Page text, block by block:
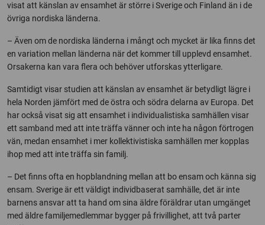
visat att känslan av ensamhet är större i Sverige och Finland än i de
övriga nordiska länderna.
– Även om de nordiska länderna i mångt och mycket är lika finns det
en variation mellan länderna när det kommer till upplevd ensamhet.
Orsakerna kan vara flera och behöver utforskas ytterligare.
Samtidigt visar studien att känslan av ensamhet är betydligt lägre i
hela Norden jämfört med de östra och södra delarna av Europa. Det
har också visat sig att ensamhet i individualistiska samhällen visar
ett samband med att inte träffa vänner och inte ha någon förtrogen
vän, medan ensamhet i mer kollektivistiska samhällen mer kopplas
ihop med att inte träffa sin familj.
– Det finns ofta en hopblandning mellan att bo ensam och känna sig
ensam. Sverige är ett väldigt individbaserat samhälle, det är inte
barnens ansvar att ta hand om sina äldre föräldrar utan umgänget
med äldre familjemedlemmar bygger på frivillighet, att två parter